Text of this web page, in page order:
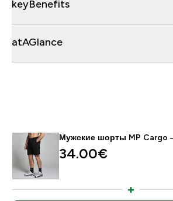
keyBenefits
atAGlance
Мужские шорты MP Cargo
34.00€‎